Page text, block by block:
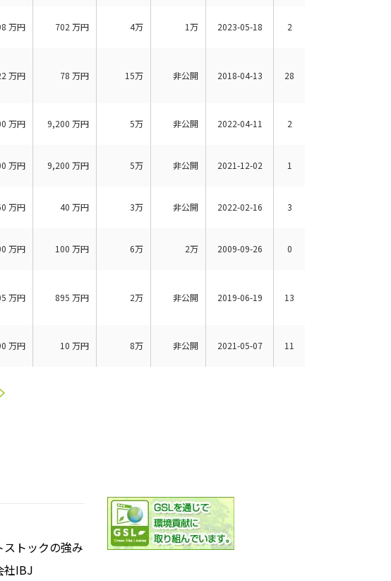
万円 702 万円 4万 1万 2023-05-18 2
万円 78 万円 15万 非公開 2018-04-13 28
万円 9,200 万円 5万 非公開 2022-04-11 2
万円 9,200 万円 5万 非公開 2021-12-02 1
万円 40 万円 3万 非公開 2022-02-16 3
万円 100 万円 6万 2万 2009-09-26 0
万円 895 万円 2万 非公開 2019-06-19 13
万円 10 万円 8万 非公開 2021-05-07 11
ストックの強み
社IBJ